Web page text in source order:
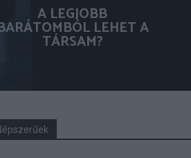
A LEGJOBB
LEHET A
TÁRSAM?